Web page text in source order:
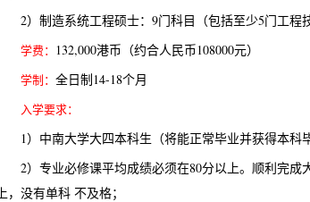
2）制造系统工程硕士：9门科目（包括至少5门工程
学费： 132,000港币（约合人民币108000元）
学制： 全日制14-18个月
入学要求：
1）中南大学大四本科生（将能正常毕业并获得本科
2）专业必修课平均成绩必须在80分以上。顺利完
上，没有单科 不及格；